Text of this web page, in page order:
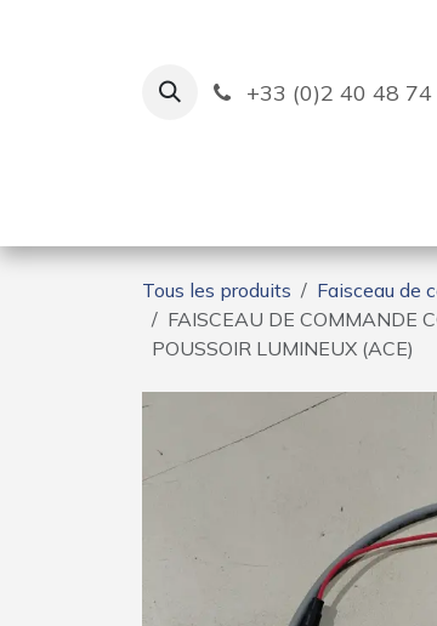
+33 (0)2 40 48 74
Tous les produits
Faisceau de
FAISCEAU DE COMMANDE
POUSSOIR LUMINEUX (ACE)